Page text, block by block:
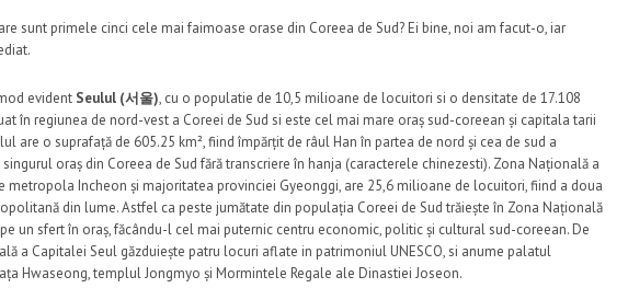
sunt primele cinci cele mai faimoase orase din Coreea de Sud? Ei bine, noi am facut-o, iar
evident Seulul (서울), cu o populatie de 10,5 milioane de locuitori si o densitate de 17.108
în regiunea de nord-vest a Coreei de Sud si este cel mai mare oraș sud-coreean și capitala tarii
are o suprafață de 605.25 km², fiind împărțit de râul Han în partea de nord și cea de sud a
oraș din Coreea de Sud fără transcriere în hanja (caracterele chinezesti). Zona Națională a
metropola Incheon și majoritatea provinciei Gyeonggi, are 25,6 milioane de locuitori, fiind a doua
din lume. Astfel ca peste jumătate din populația Coreei de Sud trăiește în Zona Națională
un sfert în oraș, făcându-l cel mai puternic centru economic, politic și cultural sud-coreean. De
a Capitalei Seul găzduiește patru locuri aflate in patrimoniul UNESCO, si anume palatul
Hwaseong, templul Jongmyo și Mormintele Regale ale Dinastiei Joseon.